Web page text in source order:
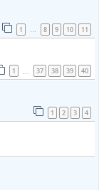
1 … 8 9 10 11
1 37 38 39 40
1 2 3 4